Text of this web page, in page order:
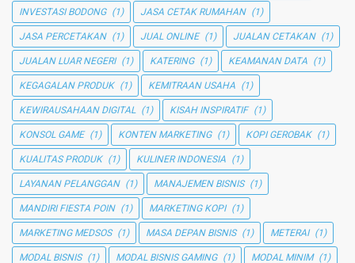
INVESTASI BODONG (1) JASA CETAK RUMAHAN (1)
JASA PERCETAKAN (1) JUAL ONLINE (1) JUALAN CETAKAN (1)
JUALAN LUAR NEGERI (1) KATERING (1) KEAMANAN DATA (1)
KEGAGALAN PRODUK (1) KEMITRAAN USAHA (1)
KEWIRAUSAHAAN DIGITAL (1) KISAH INSPIRATIF (1)
KONSOL GAME (1) KONTEN MARKETING (1) KOPI GEROBAK (1)
KUALITAS PRODUK (1) KULINER INDONESIA (1)
LAYANAN PELANGGAN (1) MANAJEMEN BISNIS (1)
MANDIRI FIESTA POIN (1) MARKETING KOPI (1)
MARKETING MEDSOS (1) MASA DEPAN BISNIS (1) METERAI (1)
MODAL BISNIS (1) MODAL BISNIS GAMING (1) MODAL MINIM (1)